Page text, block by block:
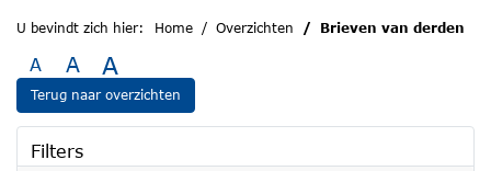
U bevindt zich hier: Home Overzichten Brieven van derden
A A A
Terug naar overzichten
Filters